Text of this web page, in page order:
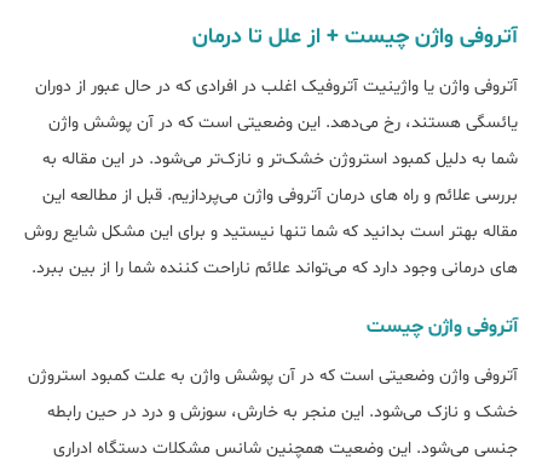
آتروفی واژن چیست + از علل تا درمان
آتروفی واژن یا واژینیت آتروفیک اغلب در افرادی که در حال عبور از دوران
یائسگی هستند، رخ می‌دهد. این وضعیتی است که در آن پوشش واژن
شما به دلیل کمبود استروژن خشک‌تر و نازک‌تر می‌شود. در این مقاله به
بررسی علائم و راه های درمان آتروفی واژن می‌پردازیم. قبل از مطالعه‌‌ این
مقاله بهتر است بدانید که شما تنها نیستید و برای این مشکل شایع روش
های درمانی وجود دارد که می‌تواند علائم ناراحت کننده شما را از بین ببرد.
آتروفی واژن چیست
آتروفی واژن وضعیتی است که در آن پوشش واژن به علت کمبود استروژن
خشک‌ و نازک‌ می‌شود. این منجر به خارش، سوزش و درد در حین رابطه
جنسی می‌شود. این وضعیت همچنین شانس مشکلات دستگاه ادراری